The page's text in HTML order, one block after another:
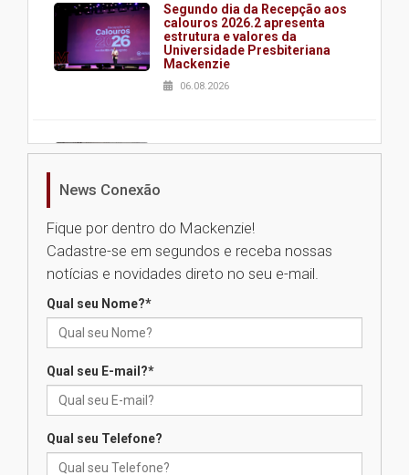
Segundo dia da Recepção aos
calouros 2026.2 apresenta
estrutura e valores da
Universidade Presbiteriana
Mackenzie
06.08.2026
Nova apresentação do Centro
Universidade Mackenzie
realizará nova edição da Feira
das novas tecnologias em
News Conexão
Fique por dentro do Mackenzie!
Cadastre-se em segundos e receba nossas
notícias e novidades direto no seu e-mail.
Qual seu Nome?*
Qual seu E-mail?*
Qual seu Telefone?